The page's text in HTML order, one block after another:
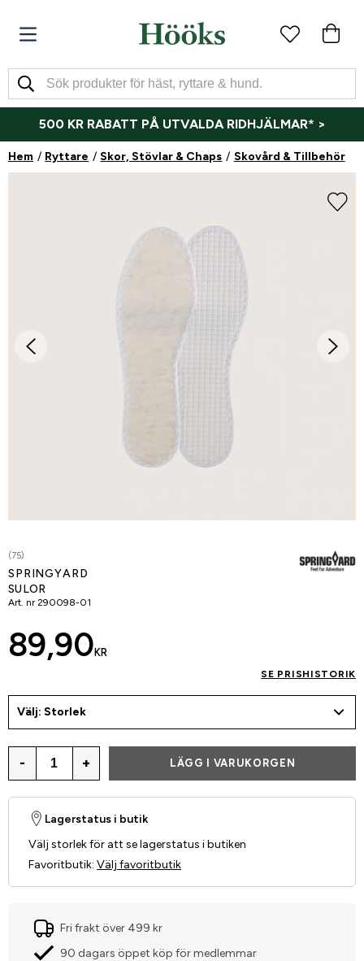
500 KR RABATT PÅ UTVALDA RIDHJÄLMAR* >
Hem Ryttare Skor, Stövlar & Chaps Skovård & Tillbehör
(75)
SPRINGYARD
SULOR
Art. nr 290098-01
89,90 KR
SE PRISHISTORIK
Välj: Storlek
- + LÄGG I VARUKORGEN
Lagerstatus i butik
Välj storlek för att se lagerstatus i butiken
Favoritbutik: Välj favoritbutik
Fri frakt över 499 kr
90 dagars öppet köp för medlemmar